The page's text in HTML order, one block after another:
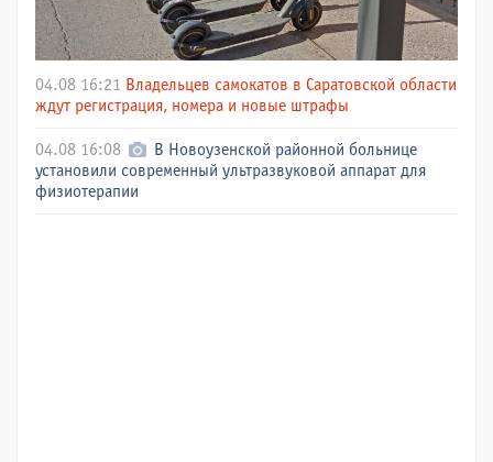
04.08 16:21
Владельцев самокатов в Саратовской области
ждут регистрация, номера и новые штрафы
04.08 16:08
В Новоузенской районной больнице
установили современный ультразвуковой аппарат для
физиотерапии